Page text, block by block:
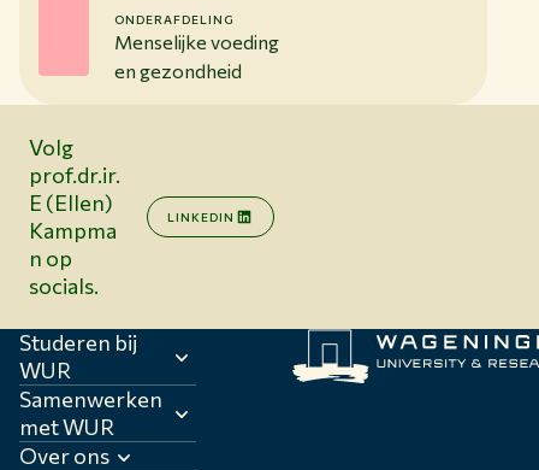
ONDERAFDELING
Menselijke voeding
en gezondheid
Volg
prof.dr.ir.
E (Ellen)
Kampma
n op
socials.
LINKEDIN
Studeren bij
WUR
Samenwerken
met WUR
Over ons